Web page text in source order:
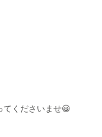
てくださいませ😀